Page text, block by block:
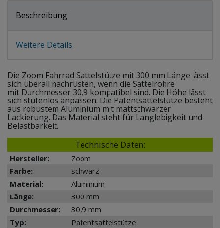
Beschreibung
Weitere Details
Die Zoom Fahrrad Sattelstütze mit 300 mm Länge lässt
sich überall nachrüsten, wenn die Sattelrohre
mit Durchmesser 30,9 kompatibel sind. Die Höhe lässt
sich stufenlos anpassen. Die Patentsattelstütze besteht
aus robustem Aluminium mit mattschwarzer
Lackierung. Das Material steht für Langlebigkeit und
Belastbarkeit.
Technische Daten:
Hersteller:
Zoom
Farbe:
schwarz
Material:
Aluminium
Länge:
300 mm
Durchmesser:
30,9 mm
Typ:
Patentsattelstütze